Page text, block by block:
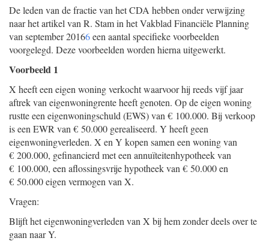
De leden van de fractie van het CDA hebben onder verwijzing
naar het artikel van R. Stam in het Vakblad Financiële Planning
van september 20166een aantal specifieke voorbeelden
voorgelegd. Deze voorbeelden worden hierna uitgewerkt.
Voorbeeld 1
X heeft een eigen woning verkocht waarvoor hij reeds vijf jaar
aftrek van eigenwoningrente heeft genoten. Op de eigen woning
rustte een eigenwoningschuld (EWS) van € 100.000. Bij verkoop
is een EWR van € 50.000 gerealiseerd. Y heeft geen
eigenwoningverleden. X en Y kopen samen een woning van
€ 200.000, gefinancierd met een annuïteitenhypotheek van
€ 100.000, een aflossingsvrije hypotheek van € 50.000 en
€ 50.000 eigen vermogen van X.
Vragen:
Blijft het eigenwoningverleden van X bij hem zonder deels over te
gaan naar Y.